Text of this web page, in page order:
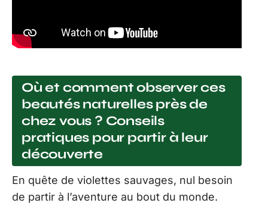
Où et comment observer ces
beautés naturelles près de
chez vous ? Conseils
pratiques pour partir à leur
découverte
En quête de violettes sauvages, nul besoin
de partir à l’aventure au bout du monde.